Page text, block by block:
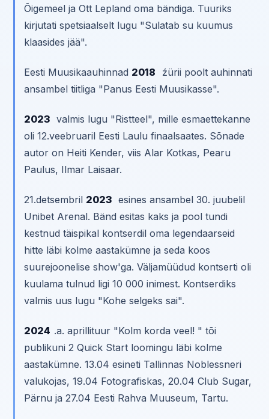
Õigemeel ja Ott Lepland oma bändiga. Tuuriks
kirjutati spetsiaalselt lugu "Sulatab su kuumus
klaasides jää".
Eesti Muusikaauhinnad 2018
źürii poolt auhinnati
ansambel tiitliga "Panus Eesti Muusikasse".
2023 valmis lugu "Ristteel", mille esmaettekanne
oli 12.veebruaril Eesti Laulu finaalsaates. Sõnade
autor on Heiti Kender, viis Alar Kotkas, Pearu
Paulus, Ilmar Laisaar.
21.detsembril 2023 esines ansambel 30. juubelil
Unibet Arenal. Bänd esitas kaks ja pool tundi
kestnud täispikal kontserdil oma legendaarseid
hitte läbi kolme aastakümne ja seda koos
suurejoonelise show'ga. Väljamüüdud kontserti oli
kuulama tulnud ligi 10 000 inimest. Kontserdiks
valmis uus lugu "Kohe selgeks sai".
2024 .a. aprillituur "Kolm korda veel! " tõi
publikuni 2 Quick Start loomingu läbi kolme
aastakümne. 13.04 esineti Tallinnas Noblessneri
valukojas, 19.04 Fotografiskas, 20.04 Club Sugar,
Pärnu ja 27.04 Eesti Rahva Muuseum, Tartu.